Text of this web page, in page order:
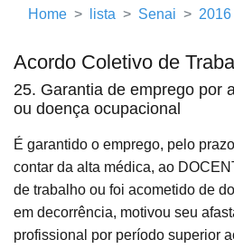
Home lista Senai 2016
Acordo Coletivo de
25. Garantia de emprego por
ou doença ocupacional
É garantido o emprego, pelo
contar da alta médica, ao
de trabalho ou foi acometido de
em decorrência, motivou seu
profissional por período superior